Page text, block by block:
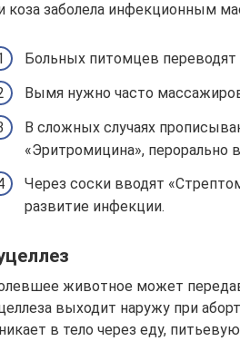
коза заболела инфекционным
Больных питомцев переводят
Вымя нужно часто
В сложных случаях
«Эритромицина», перорально
Через соски вводят
развитие инфекции.
животное может
выходит наружу при
в тело через еду,